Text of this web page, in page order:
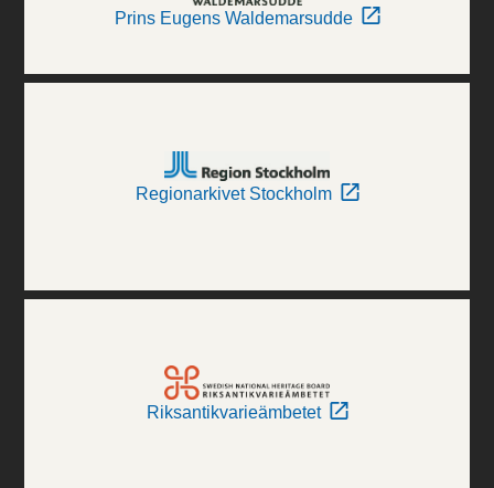
Prins Eugens Waldemarsudde
Regionarkivet Stockholm
Riksantikvarieämbetet